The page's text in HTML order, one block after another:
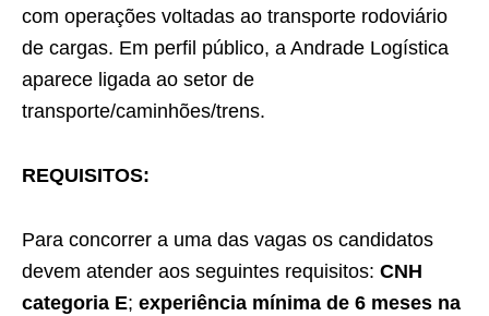
com operações voltadas ao transporte rodoviário
de cargas. Em perfil público, a Andrade Logística
aparece ligada ao setor de
transporte/caminhões/trens.
REQUISITOS:
Para concorrer a uma das vagas os candidatos
devem atender aos seguintes requisitos: CNH
categoria E; experiência mínima de 6 meses na